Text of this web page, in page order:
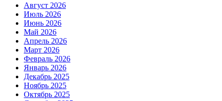
Август 2026
Июль 2026
Июнь 2026
Май 2026
Апрель 2026
Март 2026
Февраль 2026
Январь 2026
Декабрь 2025
Ноябрь 2025
Октябрь 2025